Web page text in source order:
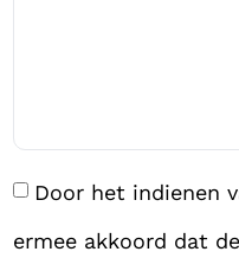
Door het indienen
ermee akkoord dat